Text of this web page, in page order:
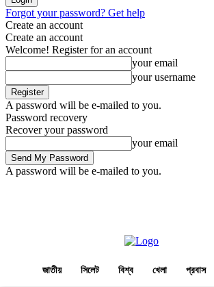
Forgot your password? Get help
Create an account
Create an account
Welcome! Register for an account
your email
your username
A password will be e-mailed to you.
Password recovery
Recover your password
your email
A password will be e-mailed to you.
জাতীয় সিলেট বিশ্ব খেলা প্রবাস